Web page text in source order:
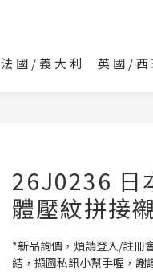
法 國 / 義 大 利 英 國 / 西
26J0236 日
體壓紋拼接
*新品詢價，煩請登入/註冊
結，擷圖私訊小幫手喔，謝